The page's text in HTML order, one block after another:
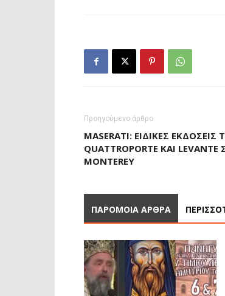
Προηγούμενο άρθρο
MASERATI: ΕΙΔΙΚΈΣ ΕΚΔΌΣΕΙΣ
QUATTROPORTE ΚΑΙ LEVANTE
MONTEREY
ΠΑΡΟΜΟΙΑ ΑΡΘΡΑ